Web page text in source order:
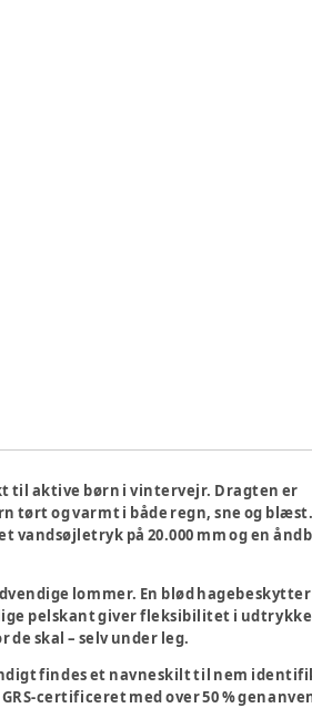
til aktive børn i vintervejr. Dragten er
og varmt i både regn, sne og
vandsøjletryk på 20.000 mm og en
lommer. En blød hagebeskytter
pelskant giver fleksibilitet i
skal – selv under leg.
findes et navneskilt til nem
certificeret med over 50 %